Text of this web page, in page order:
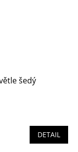
šedý
DETAIL